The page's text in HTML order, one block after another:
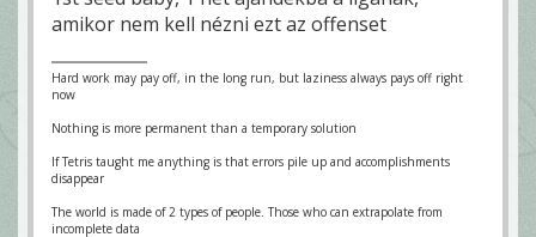
amikor nem kell nézni ezt az offenset
Hard work may pay off, in the long run, but laziness always pays off right
now
Nothing is more permanent than a temporary solution
If Tetris taught me anything is that errors pile up and accomplishments
disappear
The world is made of 2 types of people. Those who can extrapolate from
incomplete data